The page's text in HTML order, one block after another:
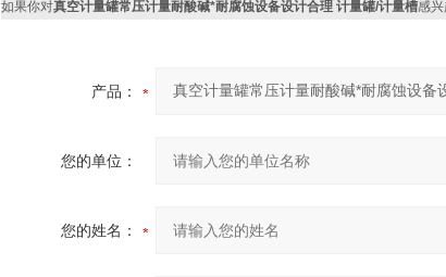
如果你对真空计量罐常压计量耐酸碱*耐腐蚀设备设计合理 计量罐/计量槽感
产品：
您的单位：
您的姓名：